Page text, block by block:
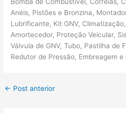
Anéis, Pistões e Bronzina,
Lubrificante, Kit GNV,
Amortecedor, Proteção Veicular,
Válvula de GNV, Tubo, Pastilha de
Redutor de Pressão, Embreagem e
← Post anterior